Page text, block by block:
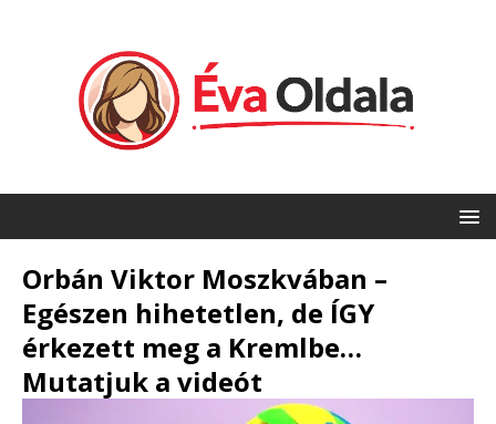
Orbán Viktor Moszkvában –
Egészen hihetetlen, de ÍGY
érkezett meg a Kremlbe…
Mutatjuk a videót